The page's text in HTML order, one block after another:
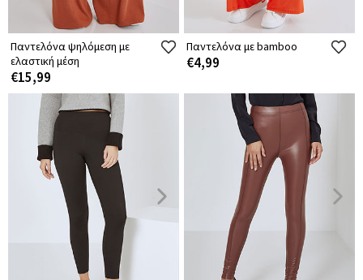
Παντελόνα ψηλόμεση με
ελαστική μέση
€15,99
Παντελόνα με bamboo
€4,99